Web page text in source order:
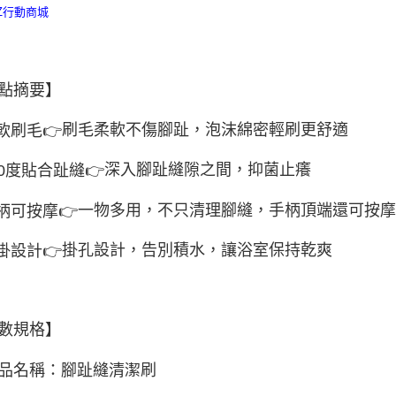
摘要】
刷毛👉刷毛柔軟不傷腳趾，泡沫綿密輕刷更舒適
度貼合趾縫👉深入腳趾縫隙之間，抑菌止癢
可按摩👉一物多用，不只清理腳縫，手柄頂端還可按
設計👉掛孔設計，告別積水，讓浴室保持乾爽
規格】
名稱：腳趾縫清潔刷